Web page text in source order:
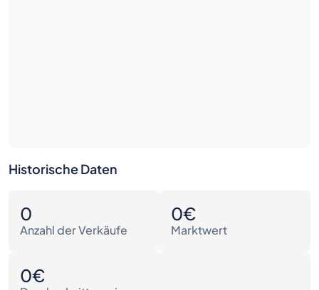
Historische Daten
0
Anzahl der Verkäufe
0€
Marktwert
0€